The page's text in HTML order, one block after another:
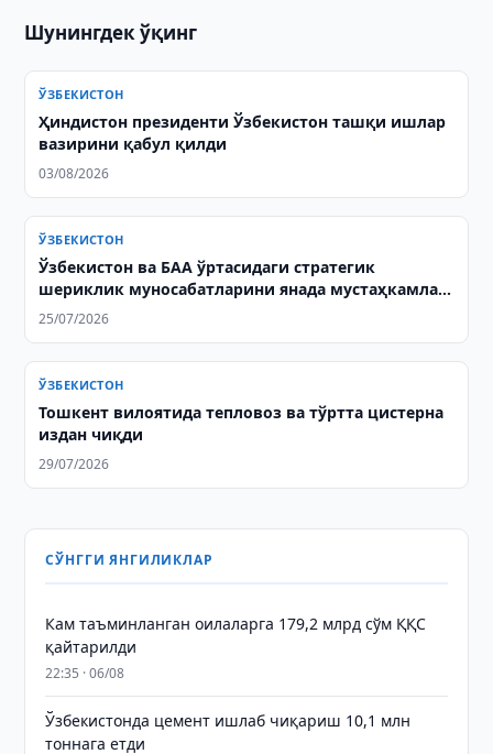
Шунингдек ўқинг
ЎЗБЕКИСТОН
Ҳиндистон президенти Ўзбекистон ташқи ишлар
вазирини қабул қилди
03/08/2026
ЎЗБЕКИСТОН
Ўзбекистон ва БАА ўртасидаги стратегик
шериклик муносабатларини янада мустаҳкамлаш
масалалари муҳокама қилинди
25/07/2026
ЎЗБЕКИСТОН
Тошкент вилоятида тепловоз ва тўртта цистерна
издан чиқди
29/07/2026
СЎНГГИ ЯНГИЛИКЛАР
Кам таъминланган оилаларга 179,2 млрд сўм ҚҚС
қайтарилди
22:35 · 06/08
Ўзбекистонда цемент ишлаб чиқариш 10,1 млн
тоннага етди